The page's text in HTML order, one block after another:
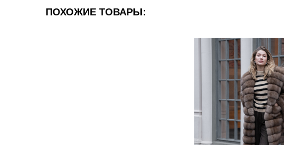
ПОХОЖИЕ ТОВАРЫ: